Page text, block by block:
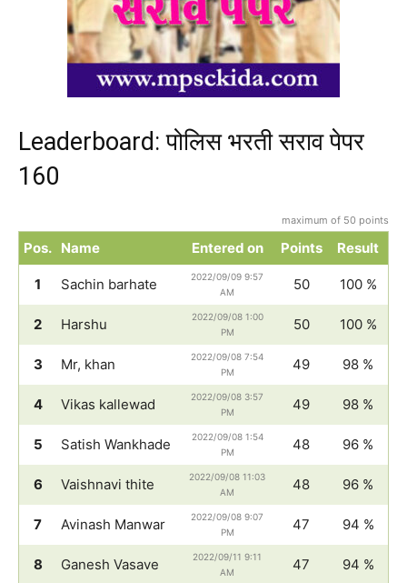
Leaderboard: पोलिस भरती सराव पेपर
160
maximum of 50 points
Pos. Name Entered on Points Result
1 Sachin barhate
2022/09/09 9:57
AM
50 100 %
2 Harshu
2022/09/08 1:00
PM
50 100 %
3 Mr, khan
2022/09/08 7:54
PM
49 98 %
4 Vikas kallewad
2022/09/08 3:57
PM
49 98 %
5 Satish Wankhade
2022/09/08 1:54
PM
48 96 %
6 Vaishnavi thite
2022/09/08 11:03
AM
48 96 %
7 Avinash Manwar
2022/09/08 9:07
PM
47 94 %
8 Ganesh Vasave
2022/09/11 9:11
AM
47 94 %